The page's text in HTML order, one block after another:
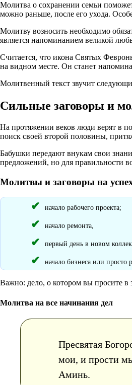
Молитва о сохранении семьи
можно раньше, после его ухода.
Молитву возносить необходимо
является напоминанием великой
Считается, что икона Святых
на видном месте. Он станет
Молитвенный текст звучит
Сильные заговоры и
На протяжении веков люди верят в
поиск своей второй половины,
Бабушки передают внукам свои
предложений, но для правильности
Молитвы и заговоры на
начало рабочего проекта;
начало ремонта,
первый день в новом
начало бизнеса или просто
Важно: дело, о котором вы просите в
Молитва на все начинания дел
Пресвятая
мои, и прости
Аминь.